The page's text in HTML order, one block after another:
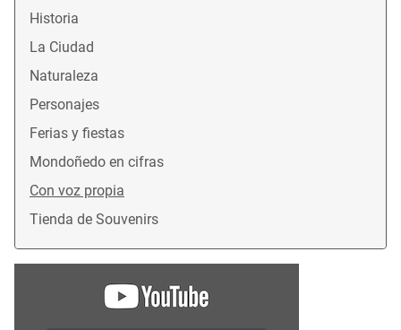
Historia
La Ciudad
Naturaleza
Personajes
Ferias y fiestas
Mondoñedo en cifras
Con voz propia
Tienda de Souvenirs